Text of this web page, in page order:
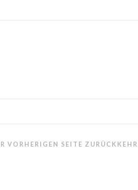
VORHERIGEN SEITE